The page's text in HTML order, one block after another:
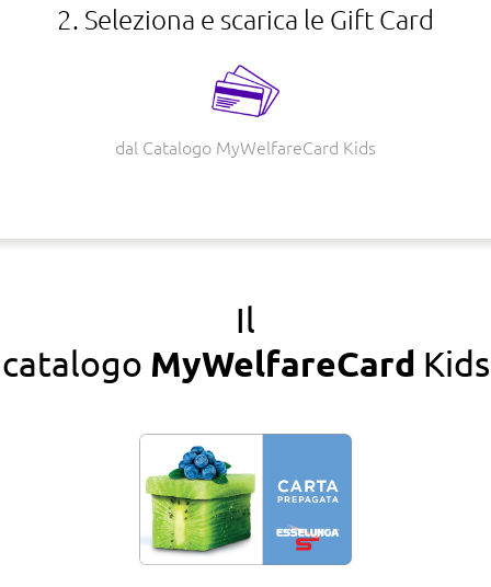
2. Seleziona e scarica le Gift Card
dal Catalogo MyWelfareCard Kids
Il
catalogo MyWelfareCard Kids